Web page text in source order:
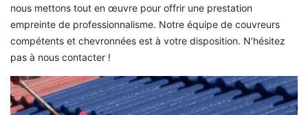
nous mettons tout en œuvre pour offrir une prestation
empreinte de professionnalisme. Notre équipe de couvreurs
compétents et chevronnées est à votre disposition. N’hésitez
pas à nous contacter !